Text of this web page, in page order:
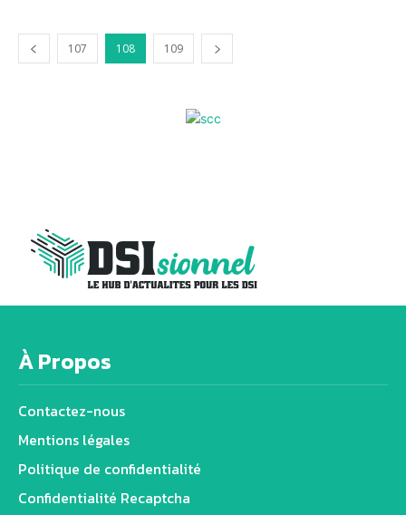
107 108 109
À Propos
Contactez-nous
Mentions légales
Politique de confidentialité
Confidentialité Recaptcha